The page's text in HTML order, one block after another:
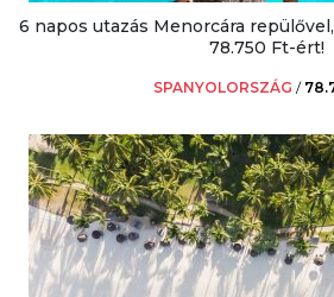
6 napos utazás Menorcára
78.750 Ft-ért!
SPANYOLORSZÁG /